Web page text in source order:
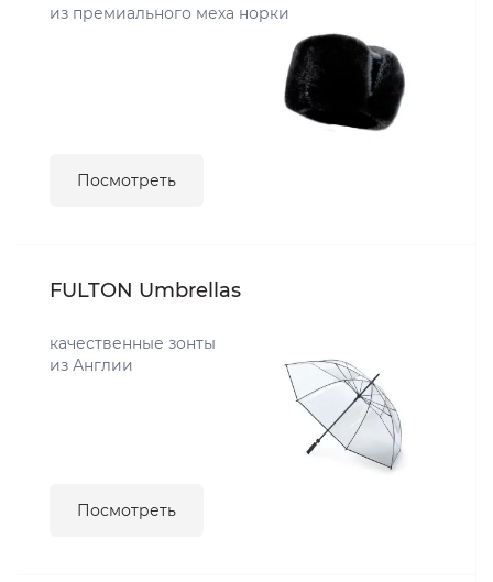
из премиального меха норки
Посмотреть
FULTON Umbrellas
качественные зонты
из Англии
Посмотреть